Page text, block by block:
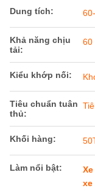
Dung tích:
Khả năng chịu
tải:
60
Kiểu khớp nối:
Tiêu chuẩn tuân
thủ:
Khối hàng:
Làm nổi bật:
xe